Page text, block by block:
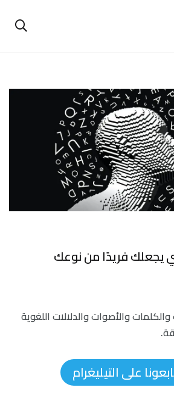
يجعلك فريدًا من نوعك
والأصوات والدلالات اللغوية
على التيليغرام